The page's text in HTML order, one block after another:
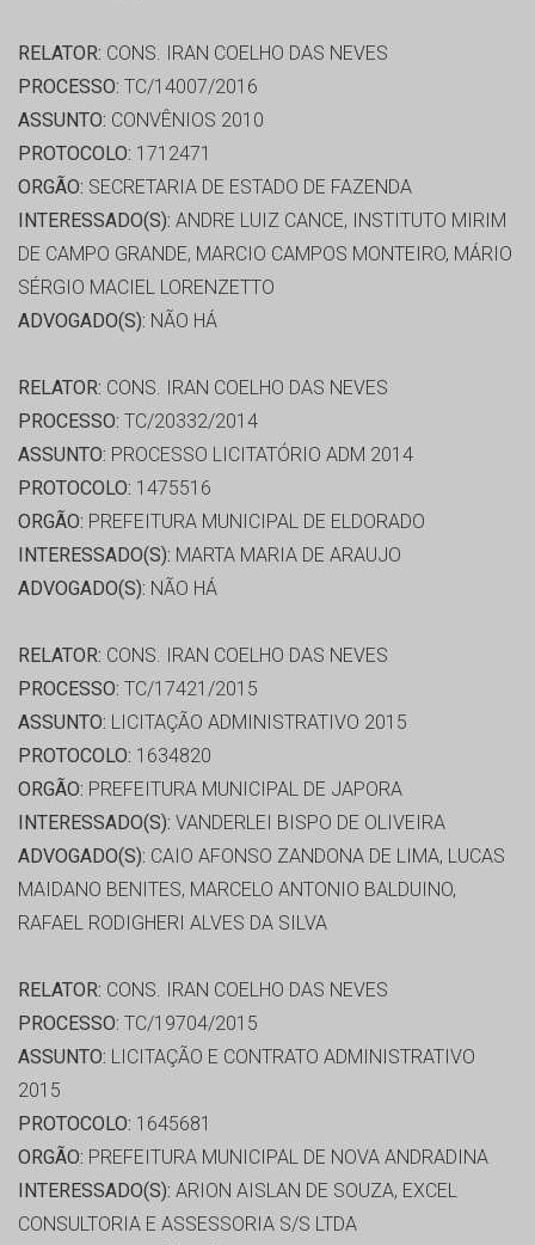
RELATOR: CONS. IRAN COELHO DAS NEVES
PROCESSO: TC/14007/2016
ASSUNTO: CONVÊNIOS 2010
PROTOCOLO: 1712471
ORGÃO: SECRETARIA DE ESTADO DE FAZENDA
INTERESSADO(S): ANDRE LUIZ CANCE, INSTITUTO MIRIM
DE CAMPO GRANDE, MARCIO CAMPOS MONTEIRO, MÁRIO
SÉRGIO MACIEL LORENZETTO
ADVOGADO(S): NÃO HÁ
RELATOR: CONS. IRAN COELHO DAS NEVES
PROCESSO: TC/20332/2014
ASSUNTO: PROCESSO LICITATÓRIO ADM 2014
PROTOCOLO: 1475516
ORGÃO: PREFEITURA MUNICIPAL DE ELDORADO
INTERESSADO(S): MARTA MARIA DE ARAUJO
ADVOGADO(S): NÃO HÁ
RELATOR: CONS. IRAN COELHO DAS NEVES
PROCESSO: TC/17421/2015
ASSUNTO: LICITAÇÃO ADMINISTRATIVO 2015
PROTOCOLO: 1634820
ORGÃO: PREFEITURA MUNICIPAL DE JAPORA
INTERESSADO(S): VANDERLEI BISPO DE OLIVEIRA
ADVOGADO(S): CAIO AFONSO ZANDONA DE LIMA, LUCAS
MAIDANO BENITES, MARCELO ANTONIO BALDUINO,
RAFAEL RODIGHERI ALVES DA SILVA
RELATOR: CONS. IRAN COELHO DAS NEVES
PROCESSO: TC/19704/2015
ASSUNTO: LICITAÇÃO E CONTRATO ADMINISTRATIVO
2015
PROTOCOLO: 1645681
ORGÃO: PREFEITURA MUNICIPAL DE NOVA ANDRADINA
INTERESSADO(S): ARION AISLAN DE SOUZA, EXCEL
CONSULTORIA E ASSESSORIA S/S LTDA